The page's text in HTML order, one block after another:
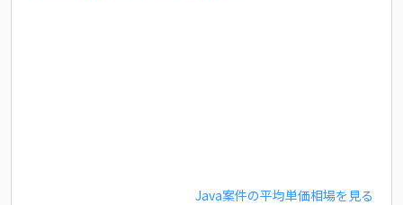
Java案件の平均単価相場を見る